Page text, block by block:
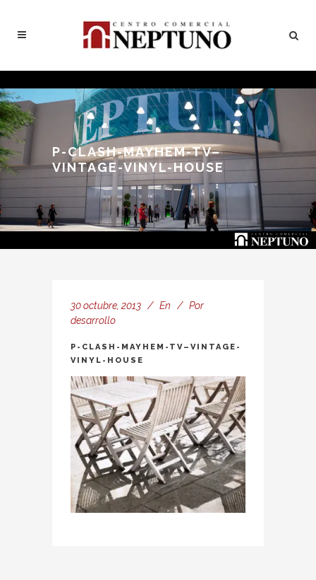
P-CLASH-MAYHEM-TV–
VINTAGE-VINYL-HOUSE
30 octubre, 2013 En
Por
desarrollo
P-CLASH-MAYHEM-TV–VINTAGE-
VINYL-HOUSE